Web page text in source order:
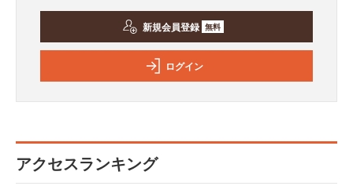
新規会員登録 無料
ログイン
アクセスランキング